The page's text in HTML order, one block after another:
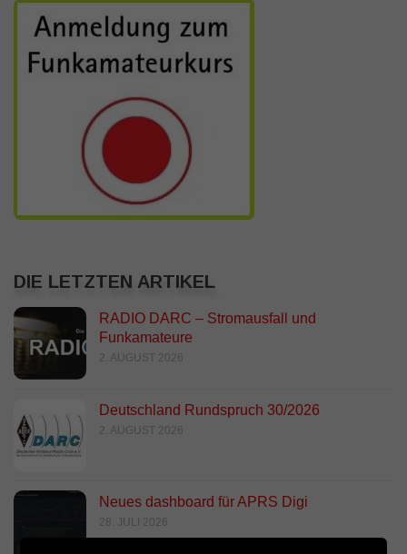
DIE LETZTEN ARTIKEL
RADIO DARC – Stromausfall und
Funkamateure
2. AUGUST 2026
Deutschland Rundspruch 30/2026
2. AUGUST 2026
Neues dashboard für APRS Digi
28. JULI 2026